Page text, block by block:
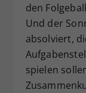
den
Und der
absolviert,
spielen